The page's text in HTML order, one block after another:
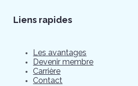
Liens rapides
Les avantages
Devenir membre
Carrière
Contact